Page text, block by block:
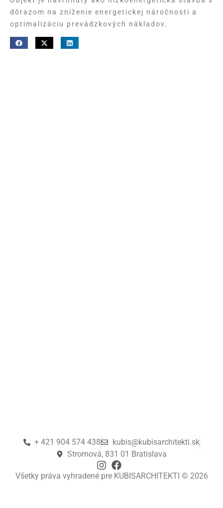
dôrazom na zníženie energetickej náročnosti a
optimalizáciu prevádzkových nákladov.
+ 421 904 574 438
kubis@kubisarchitekti.sk
Stromová, 831 01 Bratislava
Všetky práva vyhradené pre KUBISARCHITEKTI © 2026